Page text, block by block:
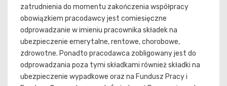
zatrudnienia do momentu zakończenia współpracy
obowiązkiem pracodawcy jest comiesięczne
odprowadzanie w imieniu pracownika składek na
ubezpieczenie emerytalne, rentowe, chorobowe,
zdrowotne. Ponadto pracodawca zobligowany jest do
odprowadzania poza tymi składkami również składki na
ubezpieczenie wypadkowe oraz na Fundusz Pracy i